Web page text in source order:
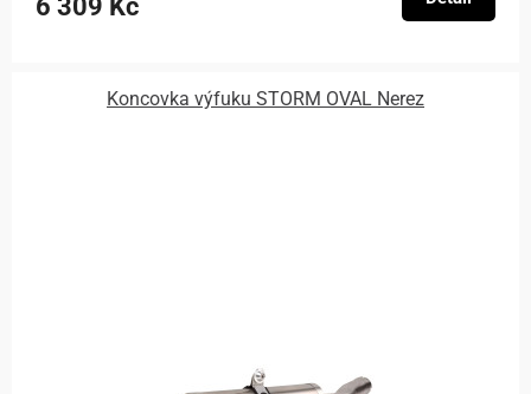
6 309 Kč
Koncovka výfuku STORM OVAL Nerez